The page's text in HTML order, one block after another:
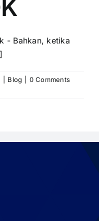
- Bahkan, ketika
Blog
0 Comments